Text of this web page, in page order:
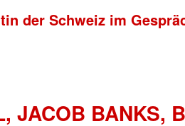
der Schweiz im
JACOB BANKS,